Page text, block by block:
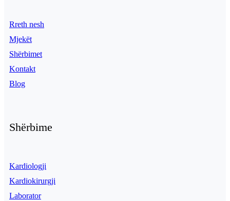
Rreth nesh
Mjekët
Shërbimet
Kontakt
Blog
Shërbime
Kardiologji
Kardiokirurgji
Laborator